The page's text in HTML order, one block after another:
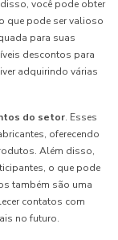
você pode obter
que pode ser valioso
para suas
descontos para
adquirindo várias
do setor. Esses
oferecendo
Além disso,
o que pode
também são uma
contatos com
no futuro.